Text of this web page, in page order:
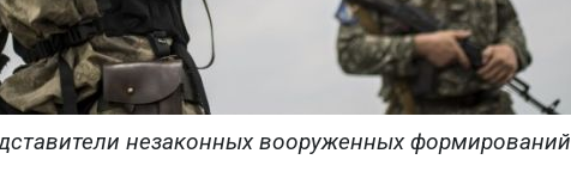
незаконных вооруженных формирований